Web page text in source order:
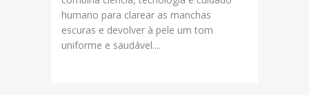
humano para clarear as manchas
escuras e devolver à pele um tom
uniforme e saudável....